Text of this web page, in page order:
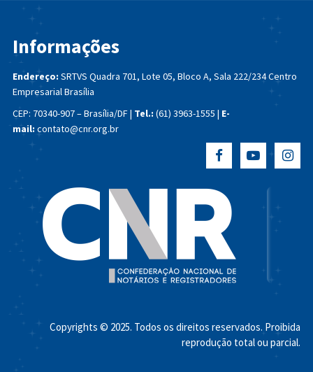
Informações
Endereço: SRTVS Quadra 701, Lote 05, Bloco A, Sala 222/234Centro
Empresarial Brasília
CEP: 70340-907 – Brasília/DF | Tel.: (61) 3963-1555 | E-
mail: contato@cnr.org.br
Copyrights © 2025. Todos os direitos reservados. Proibida
reprodução total ou parcial.